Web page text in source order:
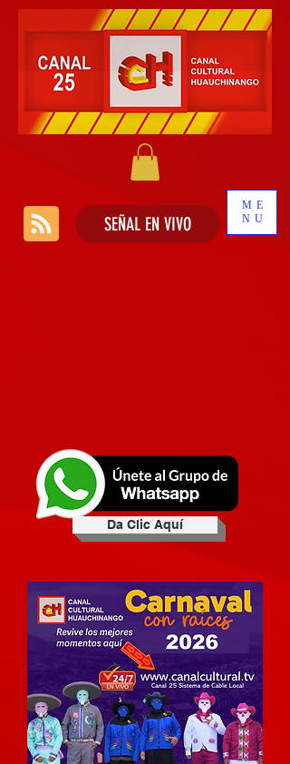
ME
NU
SEÑAL EN VIVO
Da Clic Aquí